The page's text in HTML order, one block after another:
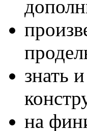
знать
на